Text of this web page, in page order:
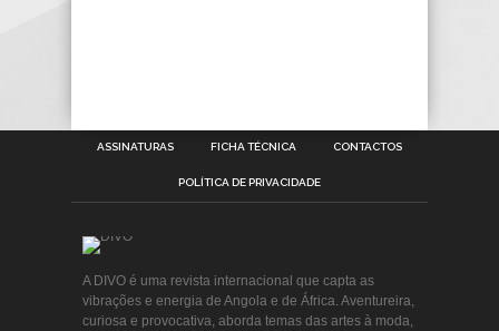
ASSINATURAS FICHA TÉCNICA CONTACTOS
POLÍTICA DE PRIVACIDADE
A DIVO é uma revista internacional que capta as
vibrações e energia de Angola e de África. Aventureira,
curiosa e provocativa, aborda temas das artes à moda,